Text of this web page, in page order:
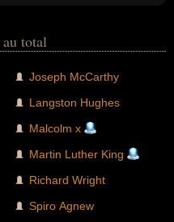
au total
Joseph McCarthy
Langston Hughes
Malcolm x
Martin Luther King
Richard Wright
Spiro Agnew